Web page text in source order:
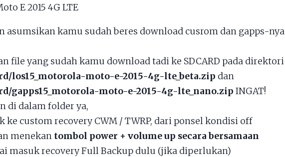
asumsikan kamu sudah beres download cusrom dan gapps-nya
file yang sudah kamu download tadi ke SDCARD pada direktori
los15_motorola-moto-e-2015-4g-lte_beta.zip dan
gapps15_motorola-moto-e-2015-4g-lte_nano.zip INGAT!
di dalam folder ya,
ke custom recovery CWM / TWRP, dari ponsel kondisi off
menekan tombol power + volume up secara bersamaan
masuk recovery Full Backup dulu (jika diperlukan)